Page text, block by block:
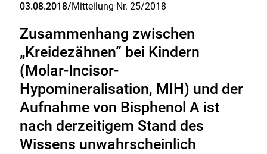
03.08.2018/Mitteilung Nr. 25/2018
Zusammenhang zwischen
„Kreidezähnen“ bei Kindern
(Molar-Incisor-
Hypomineralisation, MIH) und der
Aufnahme von Bisphenol A ist
nach derzeitigem Stand des
Wissens unwahrscheinlich